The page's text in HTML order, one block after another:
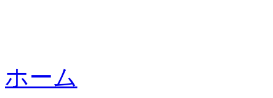
ホーム